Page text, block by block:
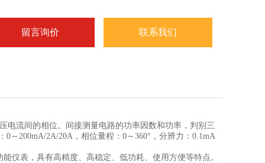
留言询价 联系我们
电流间的相位。间接测量电路的功率因数和功率，判别三
～200mA/2A/20A，相位量程：0～360°，分辨力：0.1mA
仪表，具有高精度、高稳定、低功耗、使用方便等特点。